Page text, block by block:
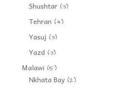
Shushtar(3)
Tehran (4)
Yasuj (3)
Yazd(3)
Malawi (5)
Nkhata Bay(2)